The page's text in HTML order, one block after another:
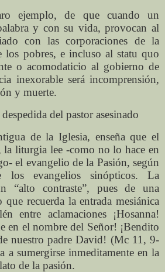
ejemplo, de que cuando un
y con su vida, provocan al
con las corporaciones de la
los pobres, e incluso al statu quo
o acomodaticio al gobierno de
inexorable será incomprensión,
y muerte.
del pastor asesinado
de la Iglesia, enseña que el
liturgia lee -como no lo hace en
el evangelio de la Pasión, según
evangelios sinópticos. La
“alto contraste”, pues de una
recuerda la entrada mesiánica
entre aclamaciones ¡Hosanna!
en el nombre del Señor! ¡Bendito
nuestro padre David! (Mc 11, 9-
a sumergirse inmeditamente en la
de la pasión.